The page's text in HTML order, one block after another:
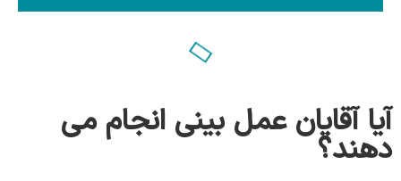
آیا آقایان عمل بینی انجام می
دهند؟